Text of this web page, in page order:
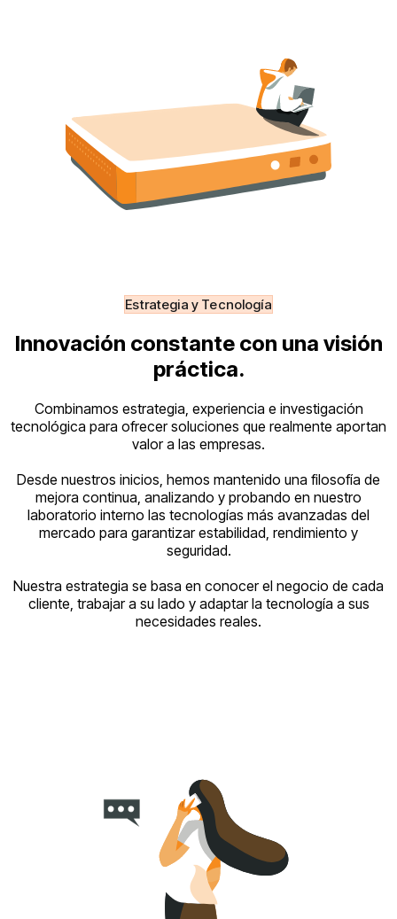
Estrategia y Tecnología
Innovación constante con una visión
práctica.
Combinamos estrategia, experiencia e investigación
tecnológica para ofrecer soluciones que realmente aportan
valor a las empresas.
Desde nuestros inicios, hemos mantenido una filosofía de
mejora continua, analizando y probando en nuestro
laboratorio interno las tecnologías más avanzadas del
mercado para garantizar estabilidad, rendimiento y
seguridad.
Nuestra estrategia se basa en conocer el negocio de cada
cliente, trabajar a su lado y adaptar la tecnología a sus
necesidades reales.